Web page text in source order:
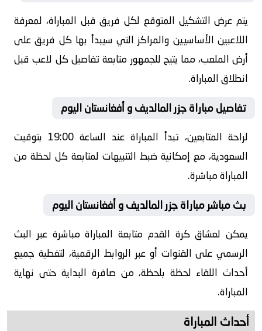
يتم عرض التشكيل المتوقع لكل فريق قبل المباراة، لمعرفة
اللاعبين الأساسيين والمراكز التي سيبدأ بها كل فريق على
أرض الملعب، مما يتيح للجمهور متابعة تفاصيل كل لاعب قبل
انطلاق المباراة.
تفاصيل مباراة جزر المالديف و أفغانستان اليوم
لراحة المتابعين، تبدأ المباراة عند الساعة 19:00 بتوقيت
السعودية، مع إمكانية ضبط التنبيهات لمتابعة كل لحظة من
المباراة مباشرة.
بث مباشر مباراة جزر المالديف و أفغانستان اليوم
يمكن لعشاق كرة القدم متابعة المباراة مباشرة عبر البث
الرسمي على القنوات أو عبر الروابط الرقمية، لتغطية جميع
أحداث اللقاء لحظة بلحظة، من صافرة البداية حتى نهاية
المباراة.
أحداث المباراة